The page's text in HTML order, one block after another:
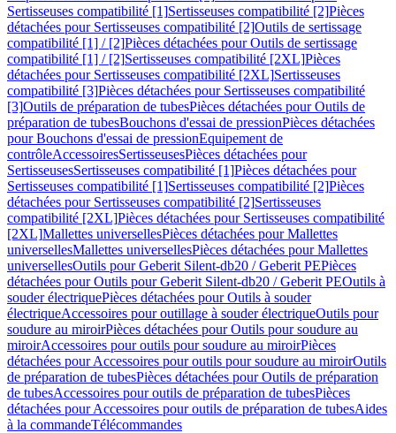
Sertisseuses compatibilité [1]Sertisseuses compatibilité [2]Pièces
détachées pour Sertisseuses compatibilité [2]Outils de sertissage
compatibilité [1] / [2]Pièces détachées pour Outils de sertissage
compatibilité [1] / [2]Sertisseuses compatibilité [2XL]Pièces
détachées pour Sertisseuses compatibilité [2XL]Sertisseuses
compatibilité [3]Pièces détachées pour Sertisseuses compatibilité
[3]Outils de préparation de tubesPièces détachées pour Outils de
préparation de tubesBouchons d'essai de pressionPièces détachées
pour Bouchons d'essai de pressionEquipement de
contrôleAccessoiresSertisseusesPièces détachées pour
SertisseusesSertisseuses compatibilité [1]Pièces détachées pour
Sertisseuses compatibilité [1]Sertisseuses compatibilité [2]Pièces
détachées pour Sertisseuses compatibilité [2]Sertisseuses
compatibilité [2XL]Pièces détachées pour Sertisseuses compatibilité
[2XL]Mallettes universellesPièces détachées pour Mallettes
universellesMallettes universellesPièces détachées pour Mallettes
universellesOutils pour Geberit Silent-db20 / Geberit PEPièces
détachées pour Outils pour Geberit Silent-db20 / Geberit PEOutils à
souder électriquePièces détachées pour Outils à souder
électriqueAccessoires pour outillage à souder électriqueOutils pour
soudure au miroirPièces détachées pour Outils pour soudure au
miroirAccessoires pour outils pour soudure au miroirPièces
détachées pour Accessoires pour outils pour soudure au miroirOutils
de préparation de tubesPièces détachées pour Outils de préparation
de tubesAccessoires pour outils de préparation de tubesPièces
détachées pour Accessoires pour outils de préparation de tubesAides
à la commandeTélécommandes